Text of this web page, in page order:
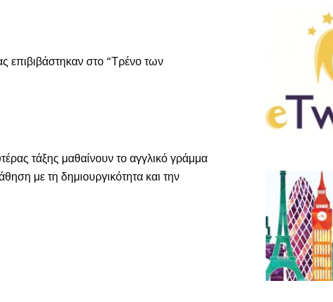
επιβιβάστηκαν στο “Τρένο των
τάξης μαθαίνουν το αγγλικό γράμμα
με τη δημιουργικότητα και την